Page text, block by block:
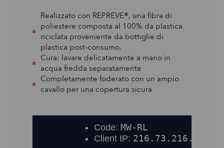
Realizzato con REPREVE®, una fibra di
poliestere composta al 100% da plastica
riciclata proveniente da bottiglie di
plastica post-consumo.
Cura: lavare delicatamente a mano in
acqua fredda separatamente
Completamente foderato con un ampio
cavallo per una copertura sicura